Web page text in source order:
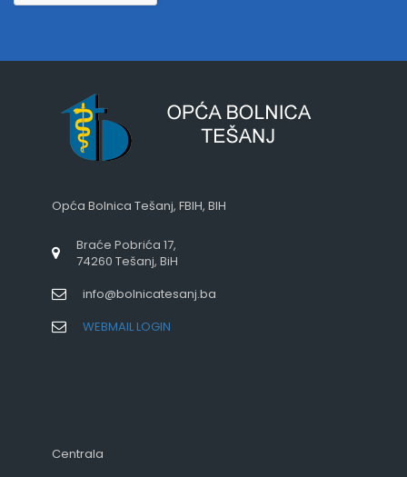
Opća Bolnica Tešanj, FBIH, BIH
Braće Pobrića 17,
74260 Tešanj, BiH
info@bolnicatesanj.ba
WEBMAIL LOGIN
Centrala